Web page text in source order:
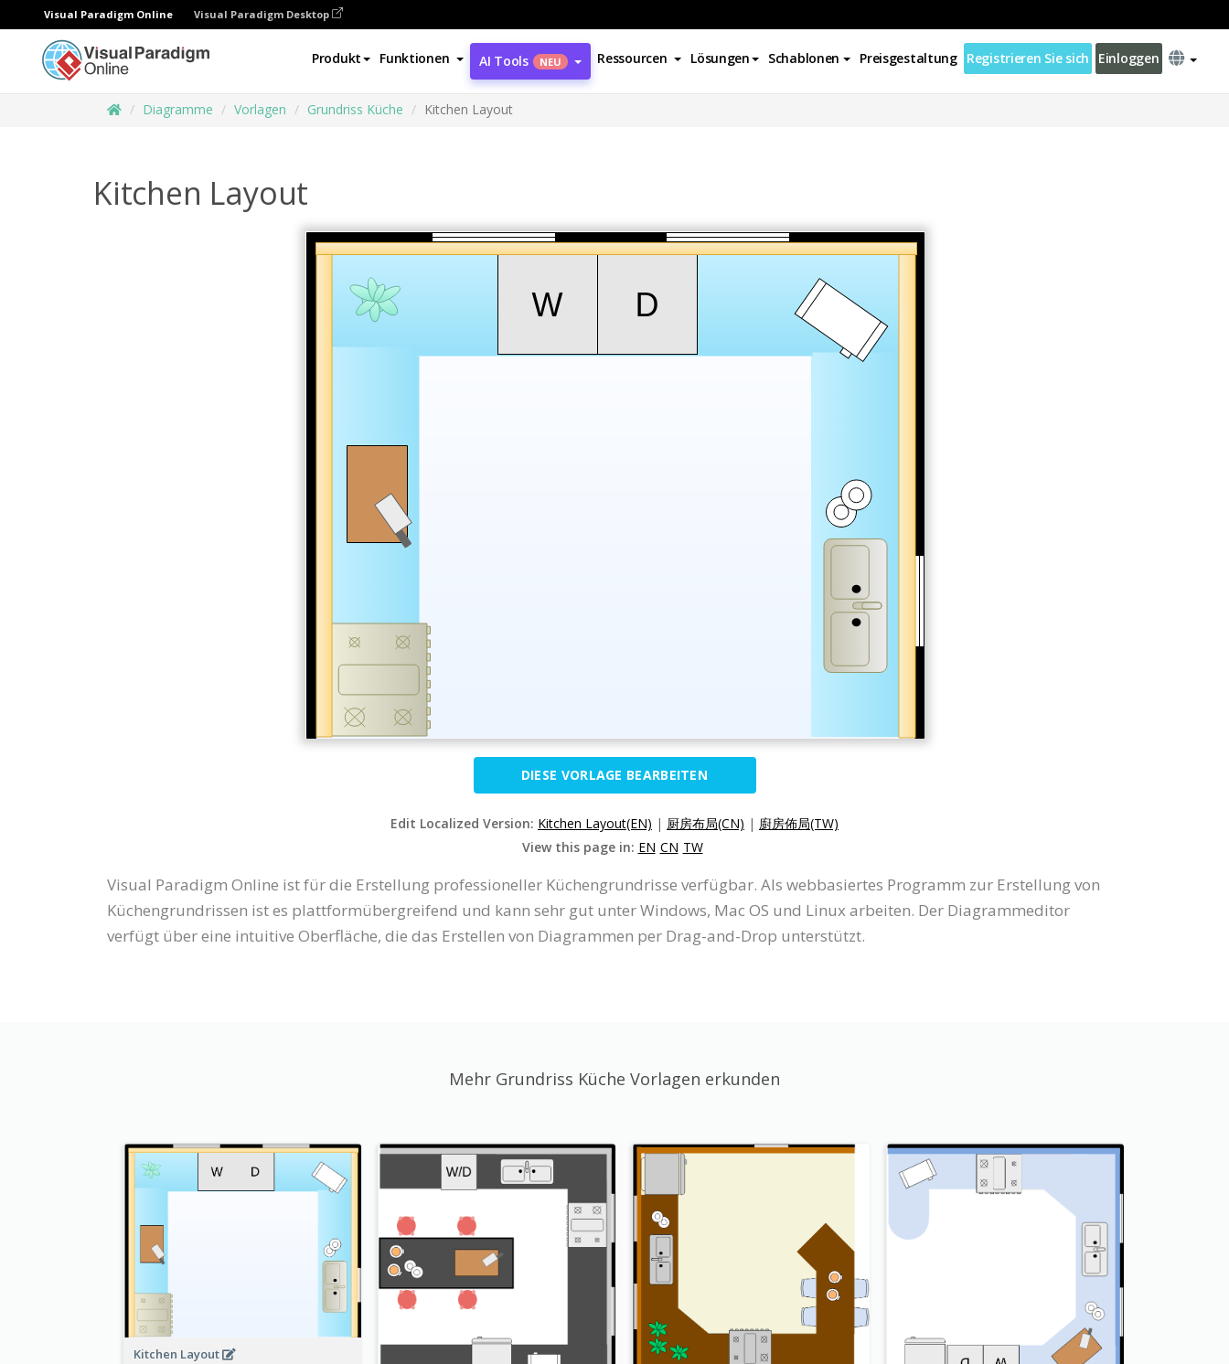
Visual Paradigm Online Visual Paradigm Desktop
Produkt Funktionen AI Tools NEU Ressourcen Lösungen Schablonen Preisgestaltung Registrieren Sie sich Einloggen
Diagramme Vorlagen Grundriss Küche Kitchen Layout
Kitchen Layout
DIESE VORLAGE BEARBEITEN
Edit Localized Version: Kitchen Layout(EN) | 厨房布局(CN) | 廚房佈局(TW)
View this page in: EN CN TW
Visual Paradigm Online ist für die Erstellung professioneller Küchengrundrisse verfügbar. Als webbasiertes Programm zur Erstellung von
Küchengrundrissen ist es plattformübergreifend und kann sehr gut unter Windows, Mac OS und Linux arbeiten. Der Diagrammeditor
verfügt über eine intuitive Oberfläche, die das Erstellen von Diagrammen per Drag-and-Drop unterstützt.
Mehr Grundriss Küche Vorlagen erkunden
Kitchen Layout